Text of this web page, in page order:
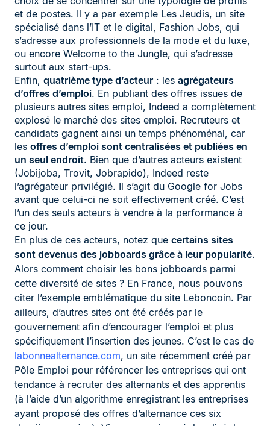
et de postes. Il y a par exemple Les Jeudis, un site
spécialisé dans l’IT et le digital, Fashion Jobs, qui
s’adresse aux professionnels de la mode et du luxe,
ou encore Welcome to the Jungle, qui s’adresse
surtout aux start-ups.
Enfin, quatrième type d’acteur : les agrégateurs
d’offres d’emploi. En publiant des offres issues de
plusieurs autres sites emploi, Indeed a complètement
explosé le marché des sites emploi. Recruteurs et
candidats gagnent ainsi un temps phénoménal, car
les offres d’emploi sont centralisées et publiées en
un seul endroit. Bien que d’autres acteurs existent
(Jobijoba, Trovit, Jobrapido), Indeed reste
l’agrégateur privilégié. Il s’agit du Google for Jobs
avant que celui-ci ne soit effectivement créé. C’est
l’un des seuls acteurs à vendre à la performance à
ce jour.
En plus de ces acteurs, notez que certains sites
sont devenus des jobboards grâce à leur popularité.
Alors comment choisir les bons jobboards parmi
cette diversité de sites ? En France, nous pouvons
citer l’exemple emblématique du site Leboncoin. Par
ailleurs, d’autres sites ont été créés par le
gouvernement afin d’encourager l’emploi et plus
spécifiquement l’insertion des jeunes. C’est le cas de
labonnealternance.com, un site récemment créé par
Pôle Emploi pour référencer les entreprises qui ont
tendance à recruter des alternants et des apprentis
(à l’aide d’un algorithme enregistrant les entreprises
ayant proposé des offres d’alternance ces six